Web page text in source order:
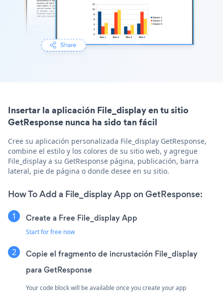
Insertar la aplicación File_display en tu sitio
GetResponse nunca ha sido tan fácil
Cree su aplicación personalizada File_display GetResponse,
combine el estilo y los colores de su sitio web, y agregue
File_display a su GetResponse página, publicación, barra
lateral, pie de página o donde desee en su sitio.
How To Add a File_display App on GetResponse:
Create a Free File_display App
Start for free now
Copie el fragmento de incrustación File_display
para GetResponse
Your code block will be available once you create your app